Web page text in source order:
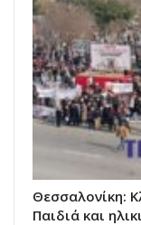
Θεσσαλονίκη:
Παιδιά και